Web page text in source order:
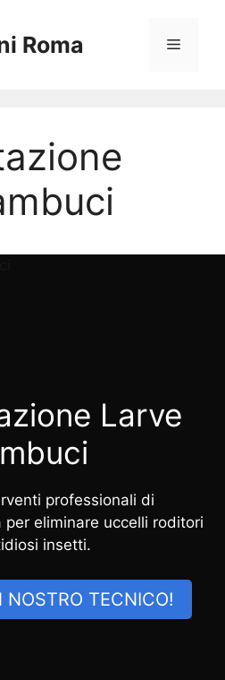
Roma Menu
Larve
professionali di
eliminare uccelli roditori
insetti.
NOSTRO TECNICO!